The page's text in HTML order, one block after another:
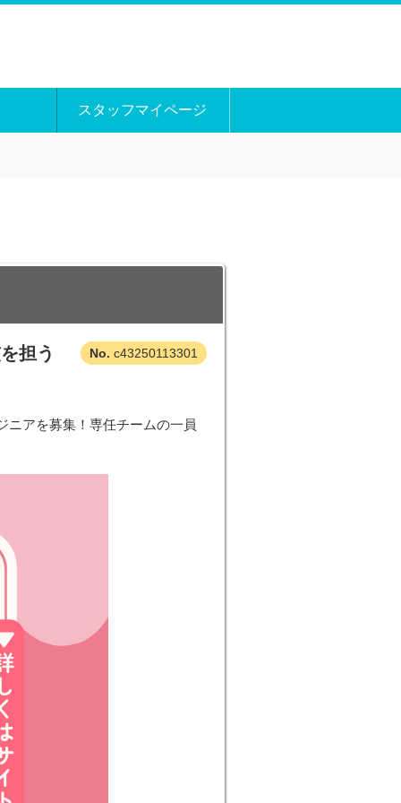
スタッフマイページ
c43250113301
担う
ニアを募集！専任チームの一員